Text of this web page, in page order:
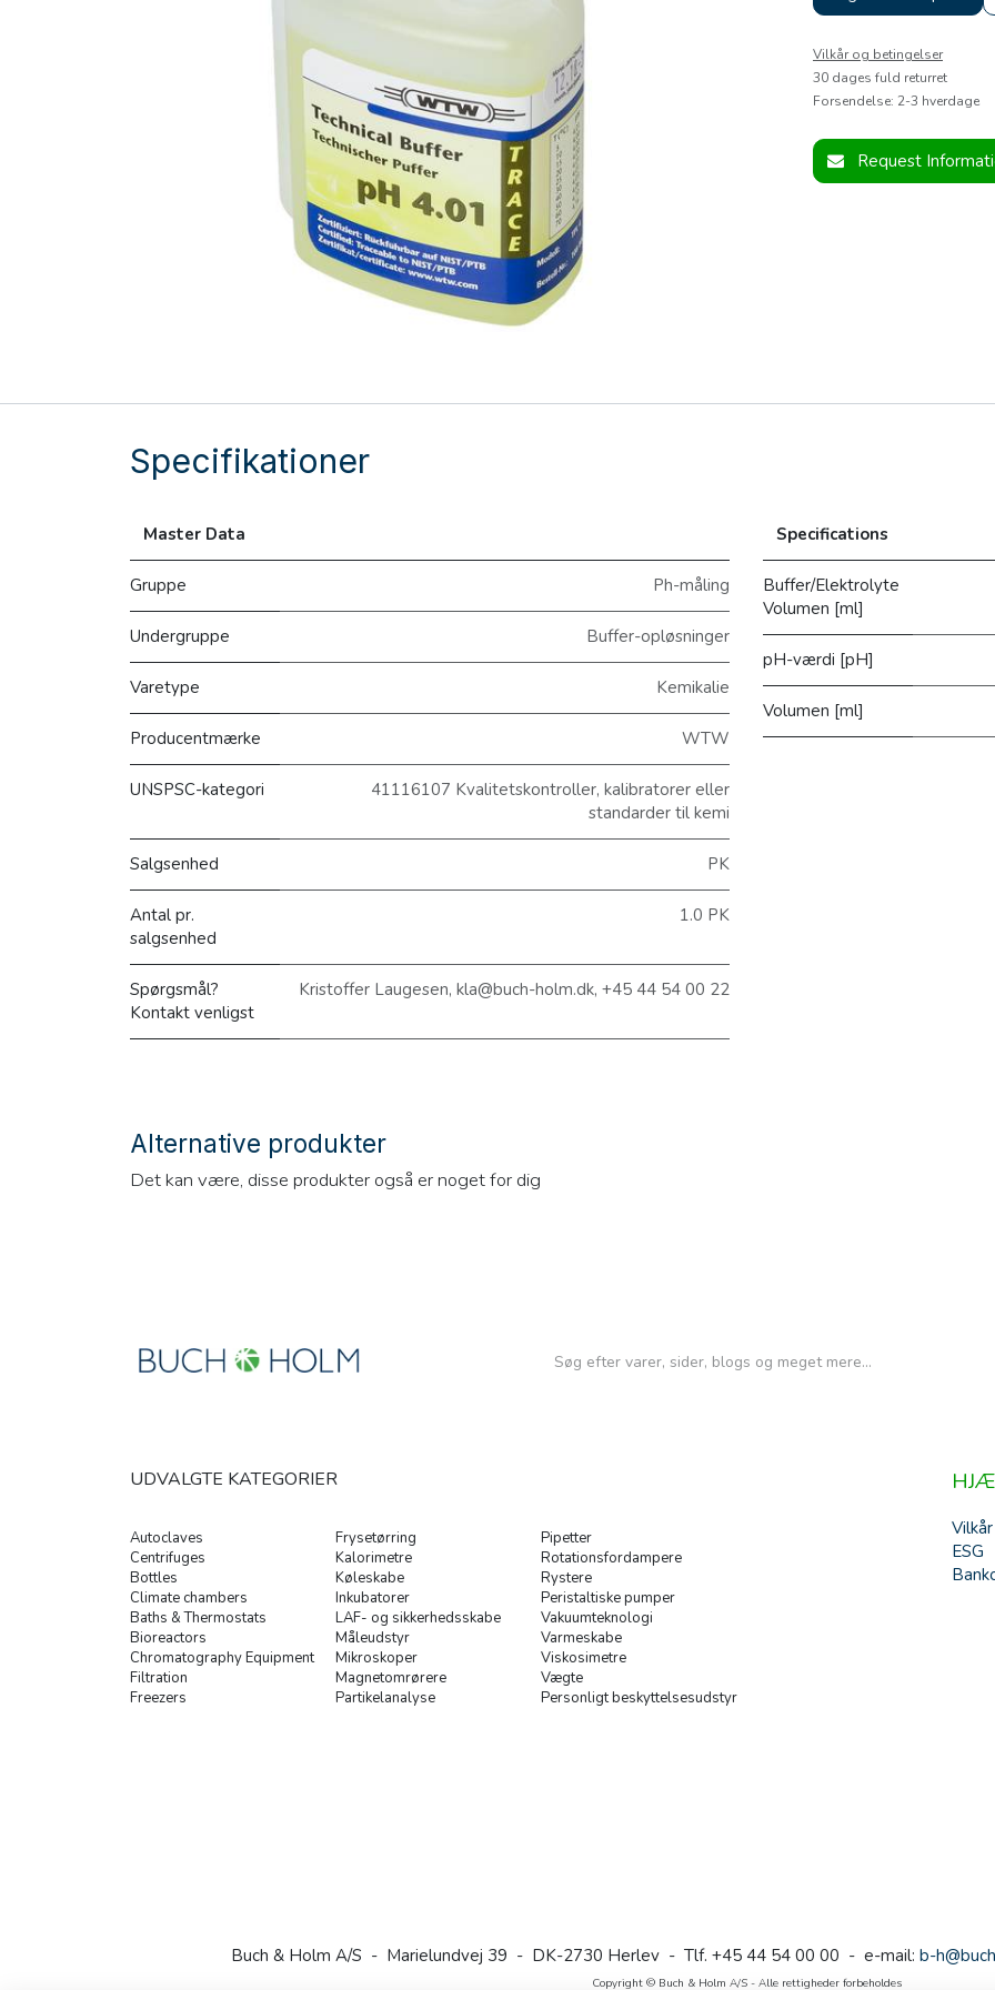
Vilkår og betingelser
30 dages fuld returret
Forsendelse: 2-3 hverdage
Request
Specifikationer
Master Data
Gruppe Ph-måling
Undergruppe Buffer-opløsninger
Varetype Kemikalie
Producentmærke WTW
UNSPSC-kategori
41116107 Kvalitetskontroller, kalibratorer eller
standarder til kemi
Salgsenhed PK
Antal pr.
salgsenhed
1.0 PK
Spørgsmål?
Kontakt venligst
Kristoffer Laugesen, kla@buch-holm.dk, +45 44 54 00 22
Specifications
Buffer/Elektrolyte
Volumen [ml]
pH-værdi [pH]
Volumen [ml]
Alternative produkter
Det kan være, disse produkter også er noget for dig
Autoclaves
Centrifuges
Bottles
Climate chambers
Baths & Thermostats
Bioreactors
Chromatography Equipment
Filtration
Freezers
Frysetørring
Kalorimetre
Køleskabe
Inkubatorer
LAF- og sikkerhedsskabe
Måleudstyr
Mikroskoper
Magnetomrørere
Partikelanalyse
Pipetter
Rotationsfordampere
Rystere
Peristaltiske pumper
Vakuumteknologi
Varmeskabe
Viskosimetre
Vægte
Personligt beskyttelsesudstyr
UDVALGTE KATEGORIER
Vilkår
ESG
Buch & Holm A/S - Marielundvej 39 - DK-2730 Herlev - Tlf. +45 44 54 00 00 - e-mail: b-
Copyright © Buch & Holm A/S - Alle rettigheder forbeholdes